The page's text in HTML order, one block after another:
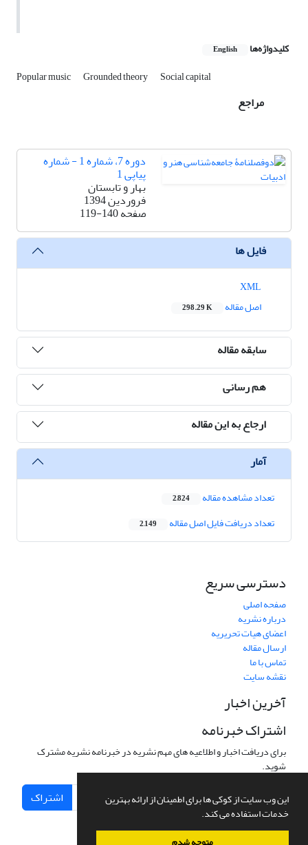
این وب سایت از کوکی ها برای اطمینان از ارائه بهترین
خدمات استفاده می کند.
کلیدواژه‌ها English
Popular music Grounded theory Social capital
مراجع
دوره 7، شماره 1 - شماره
پیاپی 1
بهار و تابستان
فروردین 1394
صفحه119-140
فایل ها
اصل مقاله
298.29 K
سابقه مقاله
هم رسانی
ارجاع به این مقاله
آمار
تعداد مشاهده مقاله 2,824
تعداد دریافت فایل اصل مقاله 2,149
دسترسی سریع
صفحه اصلی
درباره نشریه
اعضای هیات تحریریه
ارسال مقاله
تماس با ما
نقشه سایت
آخرین اخبار
اشتراک خبرنامه
برای دریافت اخبار و اطلاعیه های مهم نشریه در خبرنامه نشریه مشترک
شوید.
اشتراک